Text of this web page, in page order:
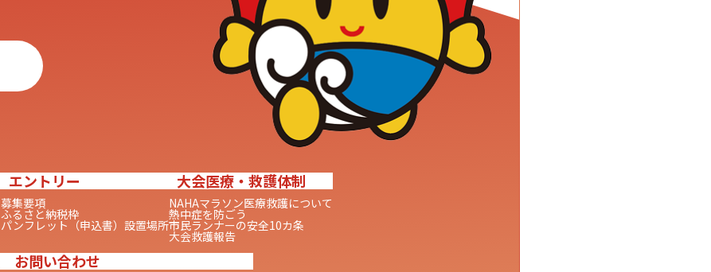
エントリー
募集要項
ふるさと納税枠
パンフレット（申込書）設置場所
大会医療・救護体制
NAHAマラソン医療救護について
熱中症を防ごう
市民ランナーの安全10カ条
大会救護報告
お問い合わせ